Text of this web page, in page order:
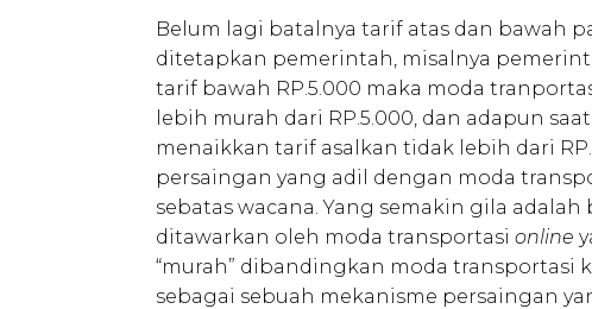
Belum lagi batalnya tarif atas dan bawah
ditetapkan pemerintah, misalnya
tarif bawah RP.5.000 maka moda
lebih murah dari RP.5.000, dan adapun
menaikkan tarif asalkan tidak lebih dari
persaingan yang adil dengan moda
sebatas wacana. Yang semakin gila
ditawarkan oleh moda transportasi online
“murah” dibandingkan moda transportasi
sebagai sebuah mekanisme persaingan